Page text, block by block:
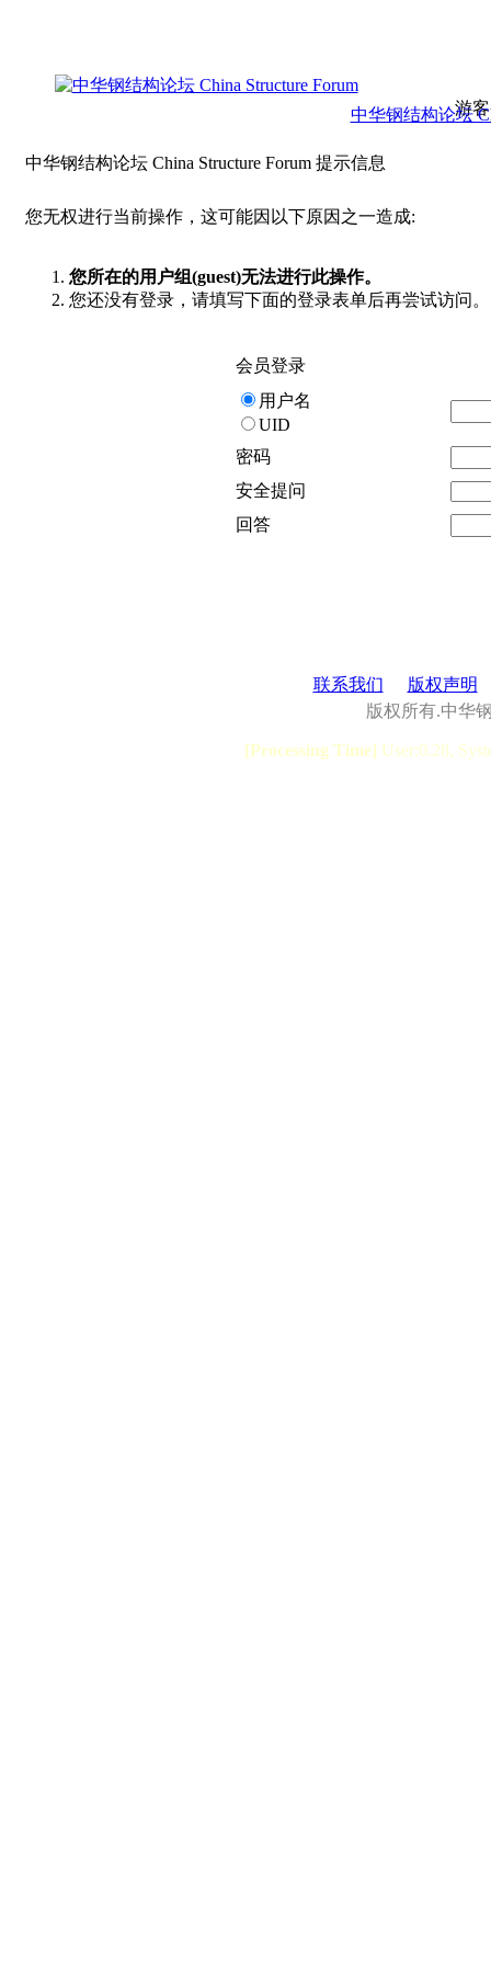
游
中华钢结构论坛
中华钢结构论坛 China Structure Forum 提示信息
您无权进行当前操作，这可能因以下原因之一造成:
您所在的用户组(guest)无法进行此操作。
您还没有登录，请填写下面的登录表单后再尝试访问。
会员登录
用户名
UID
密码
安全提问
回答
联系我们
版权声明
版权所有.中华
[Processing Time] User:0.28,